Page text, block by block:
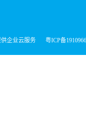
企业云服务 粤ICP备